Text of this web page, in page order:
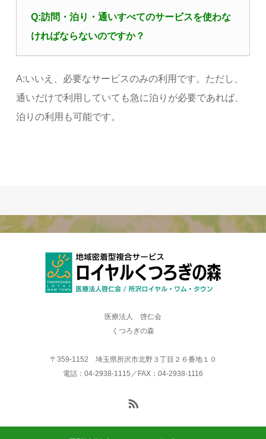
Q:訪問・泊り・通いすべてのサービスを使わな
ければならないのですか？
A:いいえ、必要なサービスのみの利用です。ただし、
通いだけで利用していても急に泊りが必要であれば、
泊りの利用も可能です。
医療法人 啓仁会
くつろぎの森
〒359-1152 埼玉県所沢市北野３丁目２６番地１０
電話：04-2938-1115／FAX：04-2938-1116